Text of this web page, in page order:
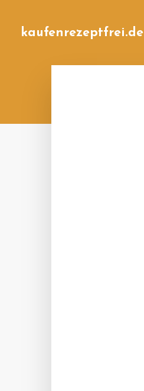
kaufenrezeptfrei.de